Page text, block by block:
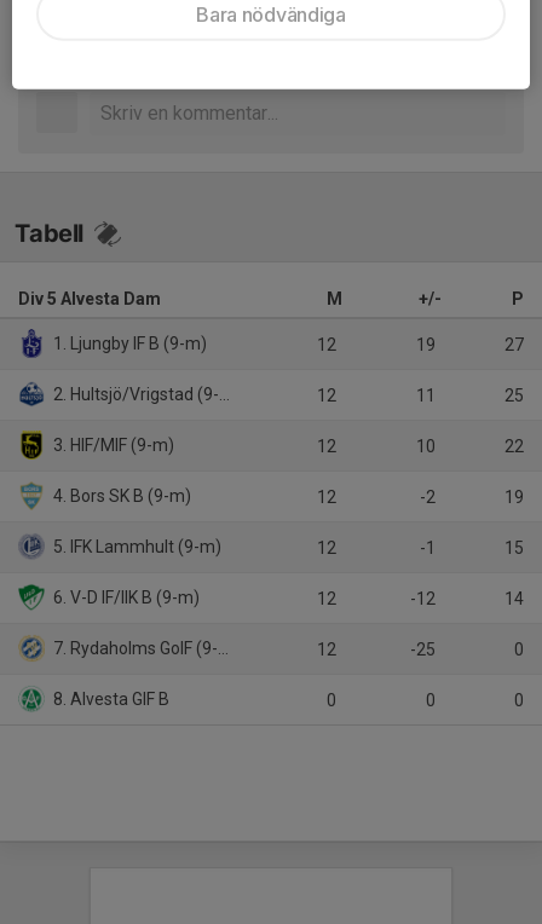
Tabell
Div 5 Alvesta Dam M +/- P
1. Ljungby IF B (9-m) 12 19 27
2. Hultsjö/Vrigstad (9-m) 12 11 25
3. HIF/MIF (9-m) 12 10 22
4. Bors SK B (9-m) 12 -2 19
5. IFK Lammhult (9-m) 12 -1 15
6. V-D IF/IIK B (9-m) 12 -12 14
7. Rydaholms GoIF (9-m) 12 -25 0
8. Alvesta GIF B 0 0 0
Bara nödvändiga